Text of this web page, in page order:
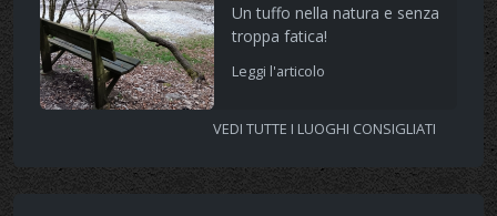
Un tuffo nella natura e senza
troppa fatica!
Leggi l'articolo
VEDI TUTTE I LUOGHI CONSIGLIATI